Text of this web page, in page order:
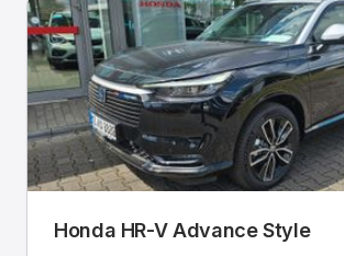
Honda HR-V Advance Style